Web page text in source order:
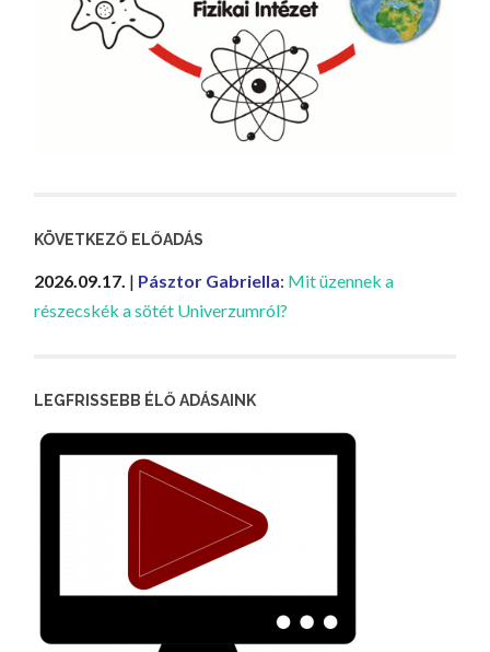
KÖVETKEZŐ ELŐADÁS
2026.09.17. | Pásztor Gabriella: Mit üzennek a
részecskék a sötét Univerzumról?
LEGFRISSEBB ÉLŐ ADÁSAINK